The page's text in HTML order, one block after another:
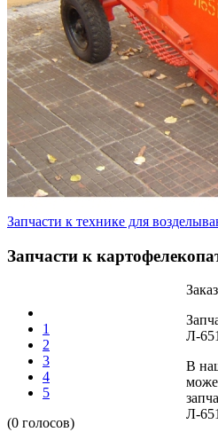
Запчасти к технике для
Запчасти к
1
2
3
4
5
(0 голосов)
Л-
В
Л-